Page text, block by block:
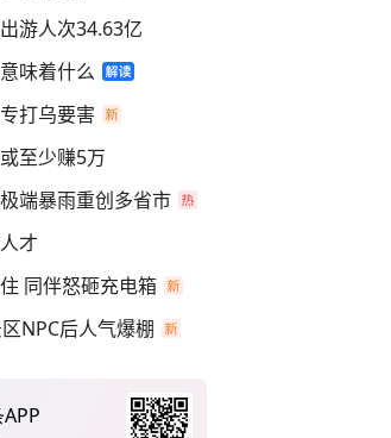
游人次34.63亿
味着什么
打乌要害
至少赚5万
端暴雨重创多省市
才
同伴怒砸充电箱
NPC后人气爆棚